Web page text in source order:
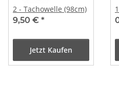
2 - Tachowelle (98cm)
9,50 € *
Jetzt Kaufen